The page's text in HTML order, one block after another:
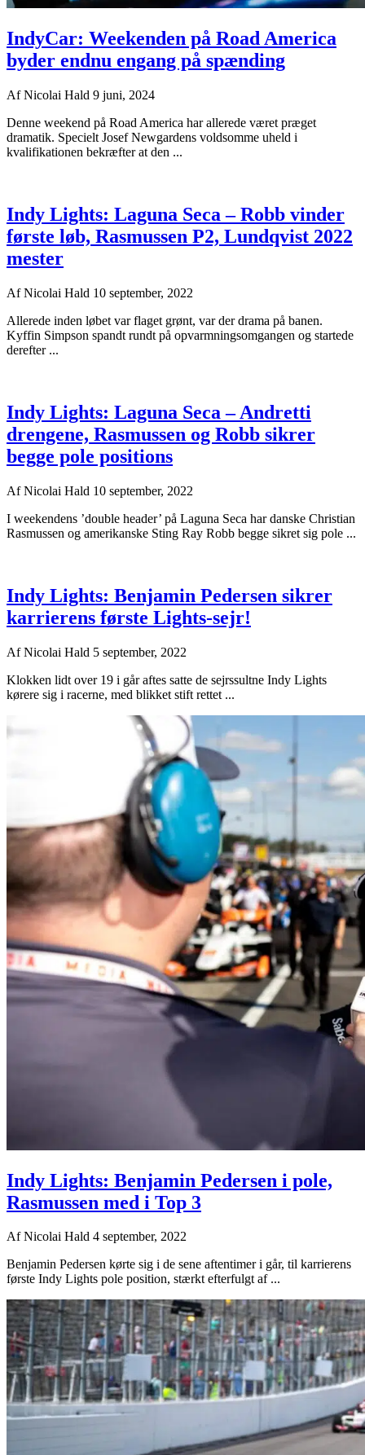
IndyCar: Weekenden på Road America
byder endnu engang på spænding
AfNicolai Hald 9 juni, 2024
Denne weekend på Road America har allerede været præget
dramatik. Specielt Josef Newgardens voldsomme uheld i
kvalifikationen bekræfter at den ...
Indy Lights: Laguna Seca – Robb vinder
første løb, Rasmussen P2, Lundqvist 2022
mester
AfNicolai Hald 10 september, 2022
Allerede inden løbet var flaget grønt, var der drama på banen.
Kyffin Simpson spandt rundt på opvarmningsomgangen og startede
derefter ...
Indy Lights: Laguna Seca – Andretti
drengene, Rasmussen og Robb sikrer
begge pole positions
AfNicolai Hald 10 september, 2022
I weekendens ’double header’ på Laguna Seca har danske Christian
Rasmussen og amerikanske Sting Ray Robb begge sikret sig pole ...
Indy Lights: Benjamin Pedersen sikrer
karrierens første Lights-sejr!
AfNicolai Hald 5 september, 2022
Klokken lidt over 19 i går aftes satte de sejrssultne Indy Lights
kørere sig i racerne, med blikket stift rettet ...
Indy Lights: Benjamin Pedersen i pole,
Rasmussen med i Top 3
AfNicolai Hald 4 september, 2022
Benjamin Pedersen kørte sig i de sene aftentimer i går, til karrierens
første Indy Lights pole position, stærkt efterfulgt af ...